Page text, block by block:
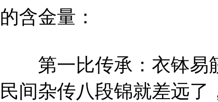
的含金量：
第一比传承：衣钵易
民间杂传八段锦就差远